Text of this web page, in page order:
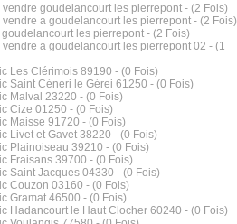
vendre goudelancourt les pierrepont - (2 Fois)
vendre a goudelancourt les pierrepont - (2 Fois)
goudelancourt les pierrepont - (2 Fois)
vendre a goudelancourt les pierrepont 02 - (1
Les Clérimois 89190 - (0 Fois)
Saint Céneri le Gérei 61250 - (0 Fois)
Malval 23220 - (0 Fois)
Cize 01250 - (0 Fois)
Maisse 91720 - (0 Fois)
Livet et Gavet 38220 - (0 Fois)
Plainoiseau 39210 - (0 Fois)
Fraisans 39700 - (0 Fois)
Saint Jacques 04330 - (0 Fois)
Couzon 03160 - (0 Fois)
Gramat 46500 - (0 Fois)
Hadancourt le Haut Clocher 60240 - (0 Fois)